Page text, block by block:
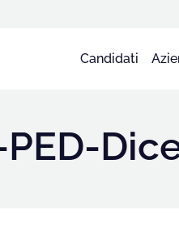
Candidati